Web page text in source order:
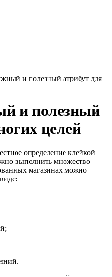
и полезный атрибут для
и полезный
целей
определение клейкой
выполнить множество
магазинах можно